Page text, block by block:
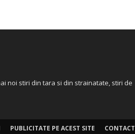
noi stiri din tara si din strainatate, stiri de
PUBLICITATE PE ACEST SITE CONTACT